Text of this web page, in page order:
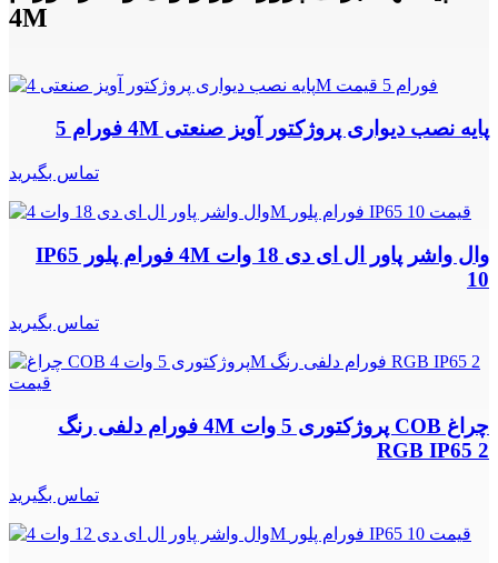
4M
پایه نصب دیواری پروژکتور آویز صنعتی 4M فورام 5
تماس بگیرید
وال واشر پاور ال ای دی 18 وات 4M فورام پلور IP65
10
تماس بگیرید
چراغ COB پروژکتوری 5 وات 4M فورام دلفی رنگ
RGB IP65 2
تماس بگیرید